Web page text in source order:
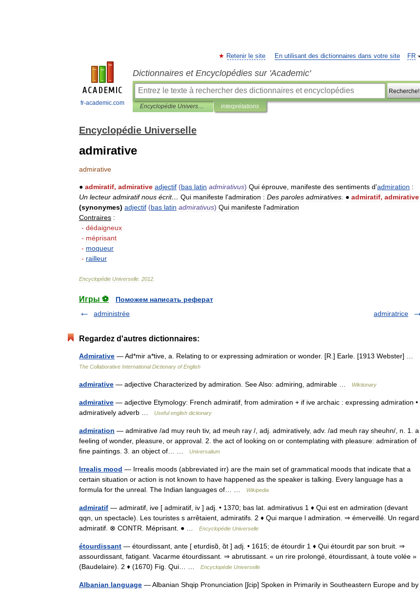
fr-academic.com
FR
Retenir le site En utilisant des dictionnaires dans votre site
Dictionnaires et Encyclopédies sur 'Academic'
Recherche!
Encyclopédie Universelle interprétations
Encyclopédie Universelle
admirative
admirative
● admiratif, admirative adjectif (bas latin admirativus) Qui éprouve manifeste des sentiments d'admiration :
Un lecteur admiratif nous écrit… Qui manifeste l'admiration : Des paroles admiratives ● admiratif, admirative
(synonymes) adjectif (bas latin admirativus) Qui manifeste l'admiration
Contraires :
- dédaigneux
- méprisant
- moqueur
- railleur
Encyclopédie Universelle 2012
Игры ⚽
Поможем написать реферат
administrée
admiratrice
Regardez d'autres dictionnaires:
Admirative — Ad*mir a*tive, a. Relating to or expressing admiration or wonder. [R.] Earle. [1913 Webster] …
The Collaborative International Dictionary of English
admirative — adjective Characterized by admiration. See Also: admiring, admirable … Wiktionary
admirative — adjective Etymology: French admiratif, from admiration + if ive archaic : expressing admiration •
admiratively adverb …
Useful english dictionary
admiration — admirative /ad muy reuh tiv, ad meuh ray /, adj. admiratively, adv. /ad meuh ray sheuhn/, n. 1. a
feeling of wonder, pleasure, or approval. 2. the act of looking on or contemplating with pleasure: admiration of
fine paintings. 3. an object of… …
Universalium
Irrealis mood — Irrealis moods (abbreviated irr) are the main set of grammatical moods that indicate that a
certain situation or action is not known to have happened as the speaker is talking. Every language has a
formula for the unreal. The Indian languages of… …
Wikipedia
admiratif — admiratif, ive [ admiratif, iv ] adj. • 1370; bas lat. admirativus 1 ♦ Qui est en admiration (devant
qqn, un spectacle). Les touristes s arrêtaient, admiratifs. 2 ♦ Qui marque l admiration. ⇒ émerveillé. Un regard
admiratif. ⊗ CONTR. Méprisant. ● …
Encyclopédie Universelle
étourdissant — étourdissant, ante [ eturdisɑ̃, ɑ̃t ] adj. • 1615; de étourdir 1 ♦ Qui étourdit par son bruit. ⇒
assourdissant, fatigant. Vacarme étourdissant. ⇒ abrutissant. « un rire prolongé, étourdissant, à toute volée »
(Baudelaire). 2 ♦ (1670) Fig. Qui… …
Encyclopédie Universelle
Albanian language — Albanian Shqip Pronunciation [ʃcip] Spoken in Primarily in Southeastern Europe and by